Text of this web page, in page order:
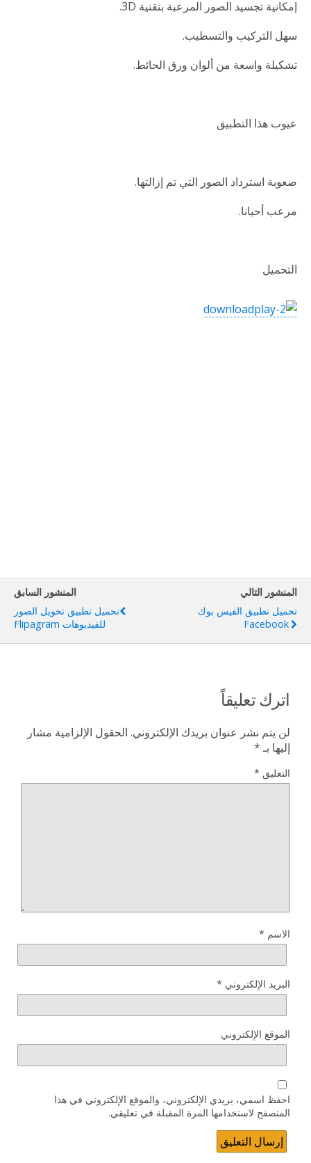
إمكانية تجسيد الصور المرعبة بتقنية 3D.
سهل التركيب والتسطيب.
تشكيلة واسعة من ألوان ورق الحائط.
عيوب هذا التطبيق
صعوبة استرداد الصور التي تم إزالتها.
مرعب أحيانا.
التحميل
المنشور السابق
تحميل تطبيق تحويل الصور
للفيديوهات Flipagram
المنشور التالي
تحميل تطبيق الفيس بوك
Facebook
اترك تعليقاً
لن يتم نشر عنوان بريدك الإلكتروني. الحقول الإلزامية مشار
إليها بـ*
التعليق *
الاسم *
البريد الإلكتروني *
الموقع الإلكتروني
احفظ اسمي، بريدي الإلكتروني، والموقع الإلكتروني في هذا
المتصفح لاستخدامها المرة المقبلة في تعليقي.